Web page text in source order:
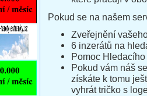
Pokud se na našem
Zveřejnění
6 inzerátů na
Pomoc
Pokud vám náš
získáte k tomu
vyhrát tričko s